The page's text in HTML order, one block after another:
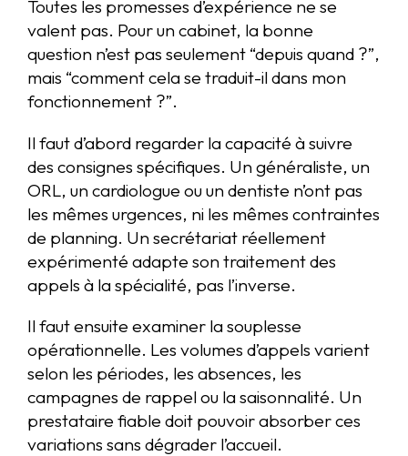
Toutes les promesses d’expérience ne se
valent pas. Pour un cabinet, la bonne
question n’est pas seulement “depuis quand ?”,
mais “comment cela se traduit-il dans mon
fonctionnement ?”.
Il faut d’abord regarder la capacité à suivre
des consignes spécifiques. Un généraliste, un
ORL, un cardiologue ou un dentiste n’ont pas
les mêmes urgences, ni les mêmes contraintes
de planning. Un secrétariat réellement
expérimenté adapte son traitement des
appels à la spécialité, pas l’inverse.
Il faut ensuite examiner la souplesse
opérationnelle. Les volumes d’appels varient
selon les périodes, les absences, les
campagnes de rappel ou la saisonnalité. Un
prestataire fiable doit pouvoir absorber ces
variations sans dégrader l’accueil.